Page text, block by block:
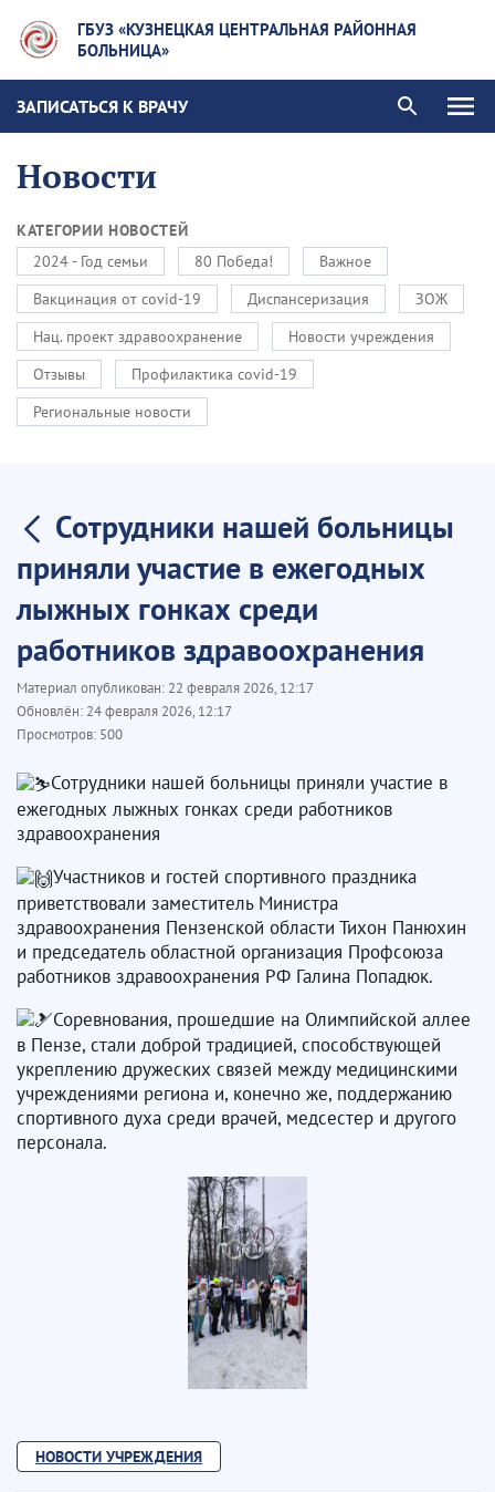
ГБУЗ «КУЗНЕЦКАЯ ЦЕНТРАЛЬНАЯ РАЙОННАЯ
БОЛЬНИЦА»
ЗАПИСАТЬСЯ К ВРАЧУ
Новости
КАТЕГОРИИ НОВОСТЕЙ
2024 - Год семьи
80 Победа!
Важное
Вакцинация от covid-19
Диспансеризация
ЗОЖ
Нац. проект здравоохранение
Новости учреждения
Отзывы
Профилактика covid-19
Региональные новости
Сотрудники нашей больницы
приняли участие в ежегодных
лыжных гонках среди
работников здравоохранения
Материал опубликован: 22 февраля 2026, 12:17
Обновлён: 24 февраля 2026, 12:17
Просмотров: 500
Сотрудники нашей больницы приняли участие в
ежегодных лыжных гонках среди работников
здравоохранения
Участников и гостей спортивного праздника
приветствовали заместитель Министра
здравоохранения Пензенской области Тихон Панюхин
и председатель областной организация Профсоюза
работников здравоохранения РФ Галина Попадюк.
Соревнования, прошедшие на Олимпийской аллее
в Пензе, стали доброй традицией, способствующей
укреплению дружеских связей между медицинскими
учреждениями региона и, конечно же, поддержанию
спортивного духа среди врачей, медсестер и другого
персонала.
НОВОСТИ УЧРЕЖДЕНИЯ